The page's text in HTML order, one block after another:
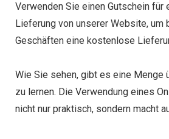
Verwenden Sie einen Gutschein für
Lieferung von unserer Website, um
Geschäften eine kostenlose
Wie Sie sehen, gibt es eine Menge
zu lernen. Die Verwendung eines
nicht nur praktisch, sondern macht